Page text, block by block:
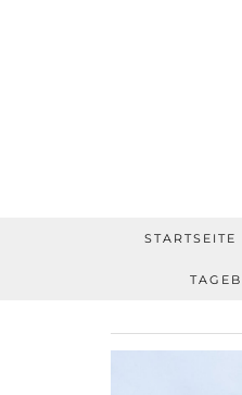
STARTSEITE